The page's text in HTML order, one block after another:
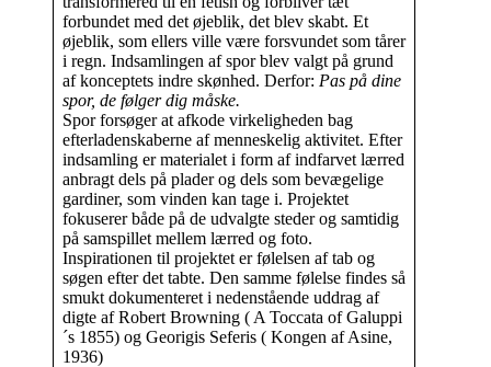
forbundet med det øjeblik, det blev skabt. Et
øjeblik, som ellers ville være forsvundet som tårer
i regn. Indsamlingen af spor blev valgt på grund
af konceptets indre skønhed. Derfor: Pas på dine
spor, de følger dig måske.
Spor forsøger at afkode virkeligheden bag
efterladenskaberne af menneskelig aktivitet. Efter
indsamling er materialet i form af indfarvet lærred
anbragt dels på plader og dels som bevægelige
gardiner, som vinden kan tage i. Projektet
fokuserer både på de udvalgte steder og samtidig
på samspillet mellem lærred og foto.
Inspirationen til projektet er følelsen af tab og
søgen efter det tabte. Den samme følelse findes så
smukt dokumenteret i nedenstående uddrag af
digte af Robert Browning ( A Toccata of Galuppi
´s 1855) og Georigis Seferis ( Kongen af Asine,
1936)